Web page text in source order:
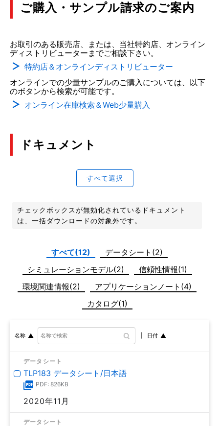
ご購入・サンプル請求のご案内
お取引のある販売店、または、当社特約店、オンライン
ディストリビューターまでご相談下さい。
特約店＆オンラインディストリビューター
オンラインでの少量サンプルのご購入については、以下
のボタンから検索が可能です。
オンライン在庫検索＆Web少量購入
ドキュメント
すべて選択
チェックボックスが無効化されているドキュメント
は、一括ダウンロードの対象外です。
すべて(12)
データシート(2)
シミュレーションモデル(2)
信頼性情報(1)
環境関連情報(2)
アプリケーションノート(4)
カタログ(1)
名称 日付
データシート
TLP183 データシート/日本語
PDF: 826KB
2020年11月
データシート